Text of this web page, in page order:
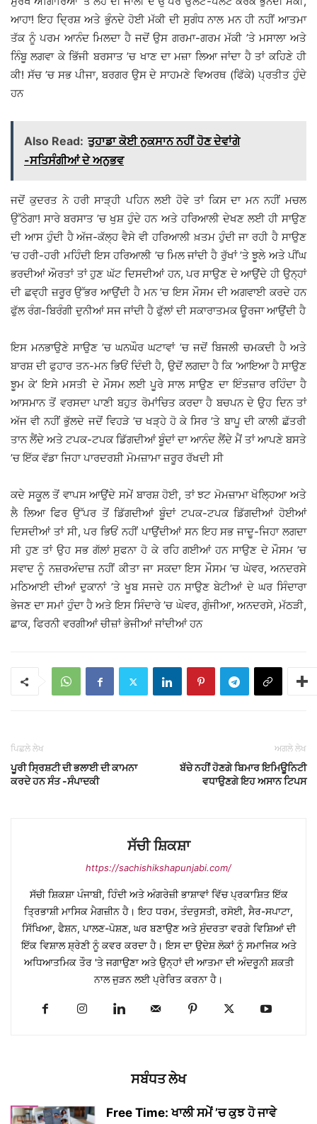
ਆਹਾ! ਇਹ ਦ੍ਰਿਸ਼ ਅਤੇ ਭੁੰਨਦੇ ਹੋਈ ਮੱਕੀ ਦੀ ਸੁਗੰਧ ਨਾਲ ਮਨ ਹੀ ਨਹੀਂ ਆਤਮਾ
ਤੱਕ ਨੂੰ ਪਰਮ ਆਨੰਦ ਮਿਲਦਾ ਹੈ ਜਦੋਂ ਉਸ ਗਰਮਾ-ਗਰਮ ਮੱਕੀ ’ਤੇ ਮਸਾਲਾ ਅਤੇ
ਨਿੰਬੂ ਲਗਵਾ ਕੇ ਭਿੱਜੀ ਬਰਸਾਤ ’ਚ ਖਾਣ ਦਾ ਮਜ਼ਾ ਲਿਆ ਜਾਂਦਾ ਹੈ ਤਾਂ ਕਹਿਣੇ ਹੀ
ਕੀ! ਸੱਚ ’ਚ ਸਭ ਪੀਜਾ, ਬਰਗਰ ਉਸ ਦੇ ਸਾਹਮਣੇ ਵਿਅਰਥ (ਫਿੱਕੇ) ਪ੍ਰਤੀਤ ਹੁੰਦੇ
ਹਨ
Also Read: ਤੁਹਾਡਾ ਕੋਈ ਨੁਕਸਾਨ ਨਹੀਂ ਹੋਣ ਦੇਵਾਂਗੇ
-ਸਤਿਸੰਗੀਆਂ ਦੇ ਅਨੁਭਵ
ਜਦੋਂ ਕੁਦਰਤ ਨੇ ਹਰੀ ਸਾੜ੍ਹੀ ਪਹਿਨ ਲਈ ਹੋਵੇ ਤਾਂ ਕਿਸ ਦਾ ਮਨ ਨਹੀਂ ਮਚਲ
ਉੱਠੇਗਾ! ਸਾਰੇ ਬਰਸਾਤ ’ਚ ਖੁਸ਼ ਹੁੰਦੇ ਹਨ ਅਤੇ ਹਰਿਆਲੀ ਦੇਖਣ ਲਈ ਹੀ ਸਾਉਣ
ਦੀ ਆਸ ਹੁੰਦੀ ਹੈ ਅੱਜ-ਕੱਲ੍ਹ ਵੈਸੇ ਵੀ ਹਰਿਆਲੀ ਖ਼ਤਮ ਹੁੰਦੀ ਜਾ ਰਹੀ ਹੈ ਸਾਉਣ
’ਚ ਹਰੀ-ਹਰੀ ਮਹਿੰਦੀ ਇਸ ਹਰਿਆਲੀ ’ਚ ਮਿਲ ਜਾਂਦੀ ਹੈ ਰੁੱਖਾਂ ’ਤੇ ਝੂਲੇ ਅਤੇ ਪੀਂਘ
ਭਰਦੀਆਂ ਔਰਤਾਂ ਤਾਂ ਹੁਣ ਘੱਟ ਦਿਸਦੀਆਂ ਹਨ, ਪਰ ਸਾਉਣ ਦੇ ਆਉਂਦੇ ਹੀ ਉਨ੍ਹਾਂ
ਦੀ ਛਵ੍ਹੀ ਜ਼ਰੂਰ ਉੱਭਰ ਆਉਂਦੀ ਹੈ ਮਨ ’ਚ ਇਸ ਮੌਸਮ ਦੀ ਅਗਵਾਈ ਕਰਦੇ ਹਨ
ਫੁੱਲ ਰੰਗ-ਬਿਰੰਗੀ ਦੁਨੀਆਂ ਸਜ ਜਾਂਦੀ ਹੈ ਫੁੱਲਾਂ ਦੀ ਸਕਾਰਾਤਮਕ ਊਰਜਾ ਆਉਂਦੀ ਹੈ
ਇਸ ਮਨਭਾਉਣੇ ਸਾਉਣ ’ਚ ਘਨਘੌਰ ਘਟਾਵਾਂ ’ਚ ਜਦੋਂ ਬਿਜਲੀ ਚਮਕਦੀ ਹੈ ਅਤੇ
ਬਾਰਸ਼ ਦੀ ਫੁਹਾਰ ਤਨ-ਮਨ ਭਿਓਂ ਦਿੰਦੀ ਹੈ, ਉਦੋਂ ਲਗਦਾ ਹੈ ਕਿ ‘ਆਇਆ ਹੈ ਸਾਉਣ
ਝੂਮ ਕੇ’ ਇਸੇ ਮਸਤੀ ਦੇ ਮੌਸਮ ਲਈ ਪੂਰੇ ਸਾਲ ਸਾਉਣ ਦਾ ਇੰਤਜ਼ਾਰ ਰਹਿੰਦਾ ਹੈ
ਆਸਮਾਨ ਤੋਂ ਵਰਸਦਾ ਪਾਣੀ ਬਹੁਤ ਰੋਮਾਂਚਿਤ ਕਰਦਾ ਹੈ ਬਚਪਨ ਦੇ ਉਹ ਦਿਨ ਤਾਂ
ਅੱਜ ਵੀ ਨਹੀਂ ਭੁੱਲਦੇ ਜਦੋਂ ਵਿਹੜੇ ’ਚ ਖੜ੍ਹੇ ਹੋ ਕੇ ਸਿਰ ’ਤੇ ਬਾਪੂ ਦੀ ਕਾਲੀ ਛੱਤਰੀ
ਤਾਨ ਲੈਂਦੇ ਅਤੇ ਟਪਕ-ਟਪਕ ਡਿੱਗਦੀਆਂ ਬੂੰਦਾਂ ਦਾ ਆਨੰਦ ਲੈਂਦੇ ਮੈਂ ਤਾਂ ਆਪਣੇ ਬਸਤੇ
’ਚ ਇੱਕ ਵੱਡਾ ਜਿਹਾ ਪਾਰਦਰਸ਼ੀ ਮੋਮਜ਼ਾਮਾ ਜ਼ਰੂਰ ਰੱਖਦੀ ਸੀ
ਕਦੇ ਸਕੂਲ ਤੋਂ ਵਾਪਸ ਆਉਂਦੇ ਸਮੇਂ ਬਾਰਸ਼ ਹੋਈ, ਤਾਂ ਝਟ ਮੋਮਜ਼ਾਮਾ ਖੋਲ੍ਹਿਆ ਅਤੇ
ਲੈ ਲਿਆ ਫਿਰ ਉੱਪਰ ਤੋਂ ਡਿੱਗਦੀਆਂ ਬੂੰਦਾਂ ਟਪਕ-ਟਪਕ ਡਿੱਗਦੀਆਂ ਹੋਈਆਂ
ਦਿਸਦੀਆਂ ਤਾਂ ਸੀ, ਪਰ ਭਿਓਂ ਨਹੀਂ ਪਾਉਂਦੀਆਂ ਸਨ ਇਹ ਸਭ ਜਾਦੂ-ਜਿਹਾ ਲਗਦਾ
ਸੀ ਹੁਣ ਤਾਂ ਉਹ ਸਭ ਗੱਲਾਂ ਸੁਫਨਾ ਹੋ ਕੇ ਰਹਿ ਗਈਆਂ ਹਨ ਸਾਉਣ ਦੇ ਮੌਸਮ ’ਚ
ਸਵਾਦ ਨੂੰ ਨਜ਼ਰਅੰਦਾਜ਼ ਨਹੀਂ ਕੀਤਾ ਜਾ ਸਕਦਾ ਇਸ ਮੌਸਮ ’ਚ ਘੇਵਰ, ਅਨਦਰਸੇ
ਮਠਿਆਈ ਦੀਆਂ ਦੁਕਾਨਾਂ ’ਤੇ ਖੂਬ ਸਜਦੇ ਹਨ ਸਾਉਣ ਬੇਟੀਆਂ ਦੇ ਘਰ ਸਿੰਦਾਰਾ
ਭੇਜਣ ਦਾ ਸਮਾਂ ਹੁੰਦਾ ਹੈ ਅਤੇ ਇਸ ਸਿੰਦਾਰੇ ’ਚ ਘੇਵਰ, ਗੁੰਜੀਆ, ਅਨਦਰਸੇ, ਮੱਠੜੀ,
ਛਾਕ, ਫਿਰਨੀ ਵਰਗੀਆਂ ਚੀਜ਼ਾਂ ਭੇਜੀਆਂ ਜਾਂਦੀਆਂ ਹਨ
ਪਿਛਲੇ ਲੇਖ
ਪੂਰੀ ਸ੍ਰਿਸ਼ਟੀ ਦੀ ਭਲਾਈ ਦੀ ਕਾਮਨਾ
ਕਰਦੇ ਹਨ ਸੰਤ -ਸੰਪਾਦਕੀ
ਅਗਲੇ ਲੇਖ
ਬੱਚੇ ਨਹੀਂ ਹੋਣਗੇ ਬਿਮਾਰ ਇਮਿਊਨਿਟੀ
ਵਧਾਉਣਗੇ ਇਹ ਅਸਾਨ ਟਿਪਸ
ਸੱਚੀ ਸ਼ਿਕਸ਼ਾ
https://sachishikshapunjabi.com/
ਸੱਚੀ ਸ਼ਿਕਸ਼ਾ ਪੰਜਾਬੀ, ਹਿੰਦੀ ਅਤੇ ਅੰਗਰੇਜ਼ੀ ਭਾਸ਼ਾਵਾਂ ਵਿੱਚ ਪ੍ਰਕਾਸ਼ਿਤ ਇੱਕ
ਤ੍ਰਿਭਾਸ਼ੀ ਮਾਸਿਕ ਮੈਗਜ਼ੀਨ ਹੈ। ਇਹ ਧਰਮ, ਤੰਦਰੁਸਤੀ, ਰਸੋਈ, ਸੈਰ-ਸਪਾਟਾ,
ਸਿੱਖਿਆ, ਫੈਸ਼ਨ, ਪਾਲਣ-ਪੋਸ਼ਣ, ਘਰ ਬਣਾਉਣ ਅਤੇ ਸੁੰਦਰਤਾ ਵਰਗੇ ਵਿਸ਼ਿਆਂ ਦੀ
ਇੱਕ ਵਿਸ਼ਾਲ ਸ਼੍ਰੇਣੀ ਨੂੰ ਕਵਰ ਕਰਦਾ ਹੈ। ਇਸ ਦਾ ਉਦੇਸ਼ ਲੋਕਾਂ ਨੂੰ ਸਮਾਜਿਕ ਅਤੇ
ਅਧਿਆਤਮਿਕ ਤੌਰ 'ਤੇ ਜਗਾਉਣਾ ਅਤੇ ਉਨ੍ਹਾਂ ਦੀ ਆਤਮਾ ਦੀ ਅੰਦਰੂਨੀ ਸ਼ਕਤੀ
ਨਾਲ ਜੁੜਨ ਲਈ ਪ੍ਰੇਰਿਤ ਕਰਨਾ ਹੈ।
ਸਬੰਧਤ ਲੇਖ
Free Time: ਖਾਲੀ ਸਮੇਂ ’ਚ ਕੁਝ ਹੋ ਜਾਵੇ